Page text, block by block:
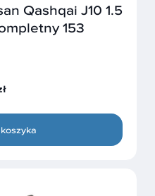
Qashqai J10 1.5
153